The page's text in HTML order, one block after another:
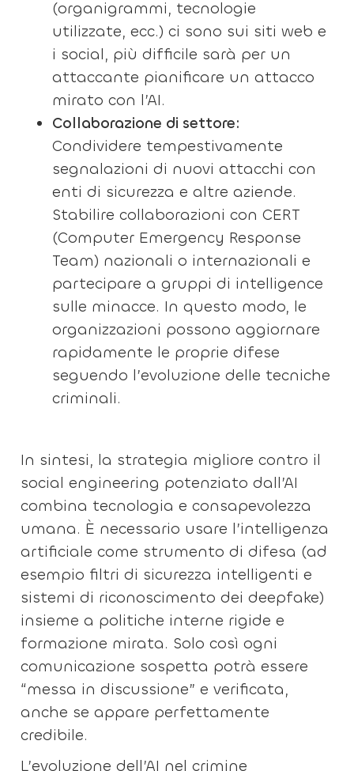
(organigrammi, tecnologie
utilizzate, ecc.) ci sono sui siti web e
i social, più difficile sarà per un
attaccante pianificare un attacco
mirato con l’AI.
Collaborazione di settore:
Condividere tempestivamente
segnalazioni di nuovi attacchi con
enti di sicurezza e altre aziende.
Stabilire collaborazioni con CERT
(Computer Emergency Response
Team) nazionali o internazionali e
partecipare a gruppi di intelligence
sulle minacce. In questo modo, le
organizzazioni possono aggiornare
rapidamente le proprie difese
seguendo l’evoluzione delle tecniche
criminali.
In sintesi, la strategia migliore contro il
social engineering potenziato dall’AI
combina tecnologia e consapevolezza
umana. È necessario usare l’intelligenza
artificiale come strumento di difesa (ad
esempio filtri di sicurezza intelligenti e
sistemi di riconoscimento dei deepfake)
insieme a politiche interne rigide e
formazione mirata. Solo così ogni
comunicazione sospetta potrà essere
“messa in discussione” e verificata,
anche se appare perfettamente
credibile.
L’evoluzione dell’AI nel crimine